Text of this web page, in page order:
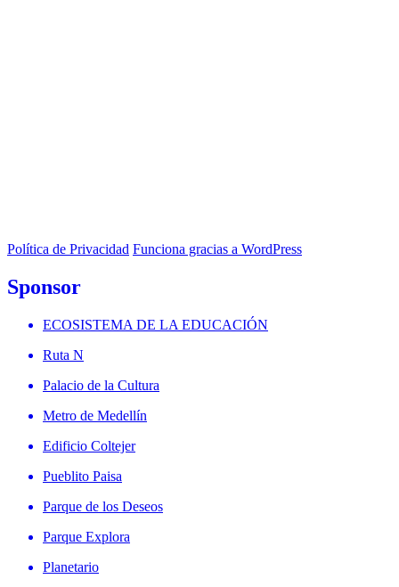
Política de Privacidad Funciona gracias a WordPress
Sponsor
ECOSISTEMA DE LA EDUCACIÓN
Ruta N
Palacio de la Cultura
Metro de Medellín
Edificio Coltejer
Pueblito Paisa
Parque de los Deseos
Parque Explora
Planetario